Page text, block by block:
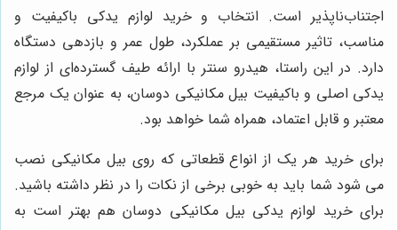
اجتناب‌ناپذیر است. انتخاب و خرید لوازم یدکی باکیفیت و
مناسب، تاثیر مستقیمی بر عملکرد، طول عمر و بازدهی دستگاه
دارد. در این راستا، هیدرو سنتر با ارائه طیف گسترده‌ای از لوازم
یدکی اصلی و باکیفیت بیل مکانیکی دوسان، به عنوان یک مرجع
معتبر و قابل اعتماد، همراه شما خواهد بود.
برای خرید هر یک از انواع قطعاتی که روی بیل مکانیکی نصب
می شود شما باید به خوبی برخی از نکات را در نظر داشته باشید.
برای خرید لوازم یدکی بیل مکانیکی دوسان هم بهتر است به